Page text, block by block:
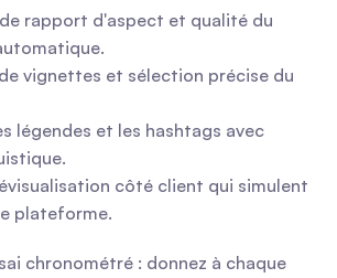
rapport d'aspect et qualité du
vignettes et sélection précise du
légendes et les hashtags avec
côté client qui simulent
plateforme.
chronométré : donnez à chaque